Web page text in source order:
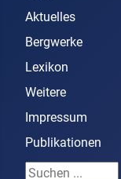
Aktuelles
Bergwerke
Lexikon
Weitere
Impressum
Publikationen
Suchen ...